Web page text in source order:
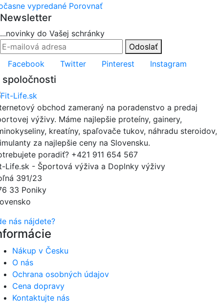
vypredané Porovnať
Newsletter
...novinky do Vašej schránky
Odoslať
Facebook
Twitter Pinterest Instagram
spoločnosti
obchod zameraný na poradenstvo a predaj
výživy. Máme najlepšie proteíny, gainery,
kreatíny, spaľovače tukov, náhradu steroidov,
za najlepšie ceny na Slovensku.
poradiť? +421 911 654 567
Life.sk - Športová výživa a Doplnky výživy
391/23
33 Poniky
nás nájdete?
Nákup v Česku
O nás
Ochrana osobných údajov
Cena dopravy
Kontaktujte nás